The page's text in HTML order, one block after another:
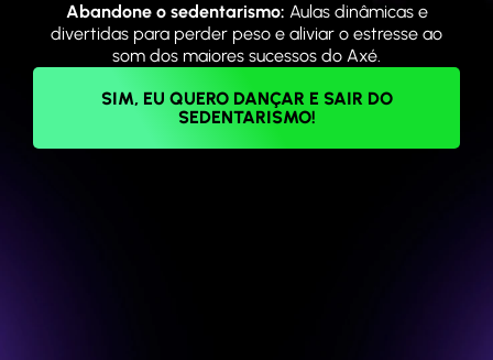
Abandone o sedentarismo: Aulas dinâmicas e
divertidas para perder peso e aliviar o estresse ao
som dos maiores sucessos do Axé.
SIM, EU QUERO DANÇAR E SAIR DO
SEDENTARISMO!